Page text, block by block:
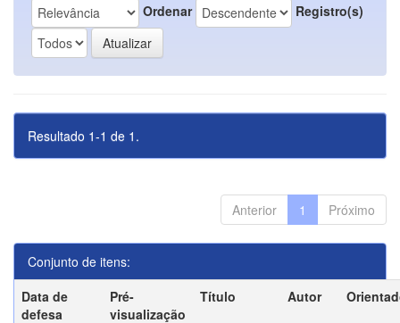
Ordenar Registro(s)
Resultado 1-1 de 1.
Anterior 1 Próximo
Conjunto de itens:
Data de
defesa
Pré-
visualização
Título Autor